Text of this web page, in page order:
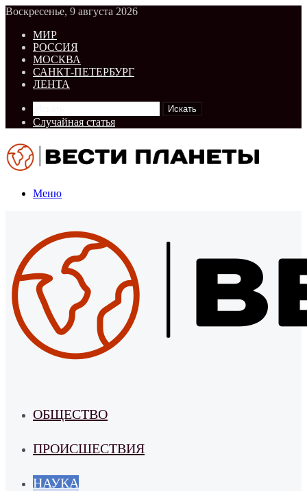
Воскресенье, 9 августа 2026
МИР
РОССИЯ
МОСКВА
САНКТ-ПЕТЕРБУРГ
ЛЕНТА
Искать
Случайная статья
Меню
ОБЩЕСТВО
ПРОИСШЕСТВИЯ
НАУКА